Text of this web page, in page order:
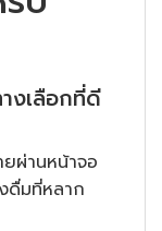
งเลือกที่ดี
ผ่านหน้าจอ
ดื่มที่หลาก